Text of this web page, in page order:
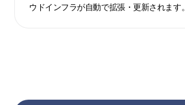
ウドインフラが自動で拡張・更新されます。
ー